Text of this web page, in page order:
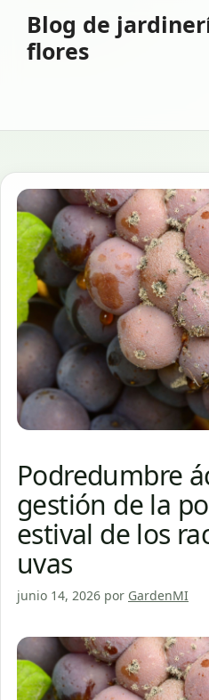
contenido
Blog de
flores
Podredumbre
gestión de la
estival de los
uvas
junio 14, 2026 por GardenMI